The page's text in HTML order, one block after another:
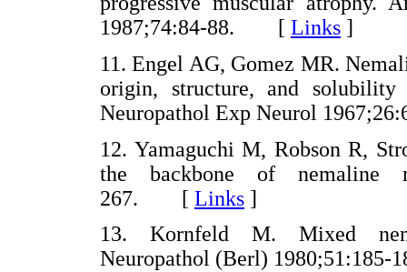
1987;74:84-88. [ Links ]
11. Engel AG, Gomez MR.
origin, structure, and
Neuropathol Exp Neurol
12. Yamaguchi M, Robson R,
the backbone of nemaline
267. [ Links ]
13. Kornfeld M. Mixed
Neuropathol (Berl)